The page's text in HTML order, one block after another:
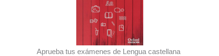
Aprueba tus exámenes de Lengua castellana